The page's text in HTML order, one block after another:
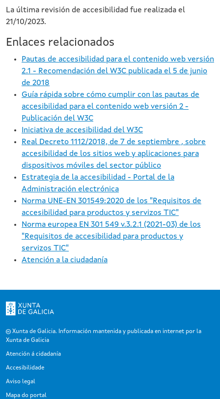
La última revisión de accesibilidad fue realizada el
21/10/2023.
Enlaces relacionados
Pautas de accesibilidad para el contenido web versión
2.1 - Recomendación del W3C publicada el 5 de junio
de 2018
Guía rápida sobre cómo cumplir con las pautas de
accesibilidad para el contenido web versión 2 -
Publicación del W3C
Iniciativa de accesibilidad del W3C
Real Decreto 1112/2018, de 7 de septiembre , sobre
accesibilidad de los sitios web y aplicaciones para
dispositivos móviles del sector público
Estrategia de la accesibilidad - Portal de la
Administración electrónica
Norma UNE-EN 301549:2020 de los "Requisitos de
accesibilidad para productos y servizos TIC"
Norma europea EN 301 549 v.3.2.1 (2021-03) de los
"Requisitos de accesibilidad para productos y
servizos TIC"
Atención a la ciudadanía
Xunta de Galicia. Información mantenida y publicada en internet por la
Xunta de Galicia
Atención á cidadanía
Accesibilidade
Aviso legal
Mapa do portal